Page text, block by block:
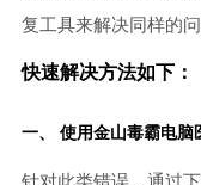
复工具来解决同样的问
快速解决方法如下：
一、 使用金山毒霸电脑
针对此类错误，通过